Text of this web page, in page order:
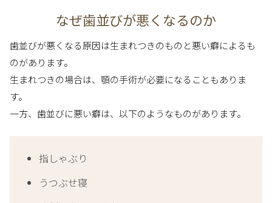
なぜ歯並びが悪くなるのか
歯並びが悪くなる原因は生まれつきのものと悪い癖によるも
のがあります。
生まれつきの場合は、顎の手術が必要になることもありま
す。
一方、歯並びに悪い癖は、以下のようなものがあります。
指しゃぶり
うつぶせ寝